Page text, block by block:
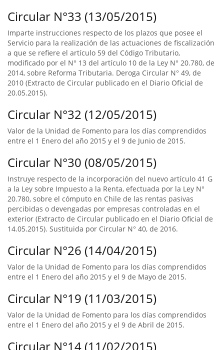
Circular N°33 (13/05/2015)
Imparte instrucciones respecto de los plazos que posee el
Servicio para la realización de las actuaciones de fiscalización
a que se refiere el artículo 59 del Código Tributario,
modificado por el N° 13 del artículo 10 de la Ley N° 20.780, de
2014, sobre Reforma Tributaria. Deroga Circular N° 49, de
2010 (Extracto de Circular publicado en el Diario Oficial de
20.05.2015).
Circular N°32 (12/05/2015)
Valor de la Unidad de Fomento para los días comprendidos
entre el 1 Enero del año 2015 y el 9 de Junio de 2015.
Circular N°30 (08/05/2015)
Instruye respecto de la incorporación del nuevo artículo 41 G
a la Ley sobre Impuesto a la Renta, efectuada por la Ley N°
20.780, sobre el cómputo en Chile de las rentas pasivas
percibidas o devengadas por empresas controladas en el
exterior (Extracto de Circular publicado en el Diario Oficial de
14.05.2015). Sustituida por Circular N° 40, de 2016.
Circular N°26 (14/04/2015)
Valor de la Unidad de Fomento para los días comprendidos
entre el 1 Enero del año 2015 y el 9 de Mayo de 2015.
Circular N°19 (11/03/2015)
Valor de la Unidad de Fomento para los días comprendidos
entre el 1 Enero del año 2015 y el 9 de Abril de 2015.
Circular N°14 (11/02/2015)